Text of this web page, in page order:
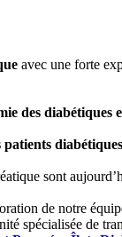
avec une forte
des diabétiques
patients
sont
de notre
spécialisée de